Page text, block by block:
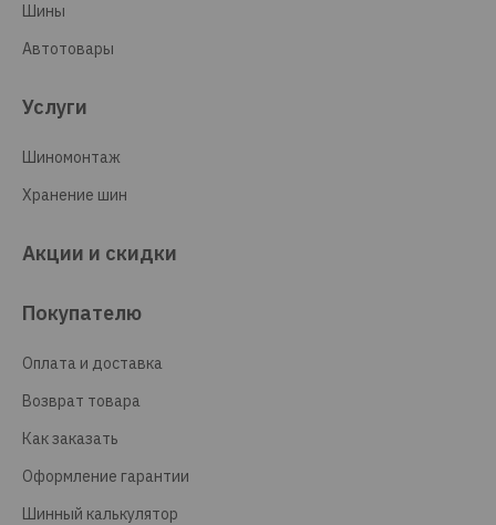
Шины
Автотовары
Услуги
Шиномонтаж
Хранение шин
Акции и скидки
Покупателю
Оплата и доставка
Возврат товара
Как заказать
Оформление гарантии
Шинный калькулятор